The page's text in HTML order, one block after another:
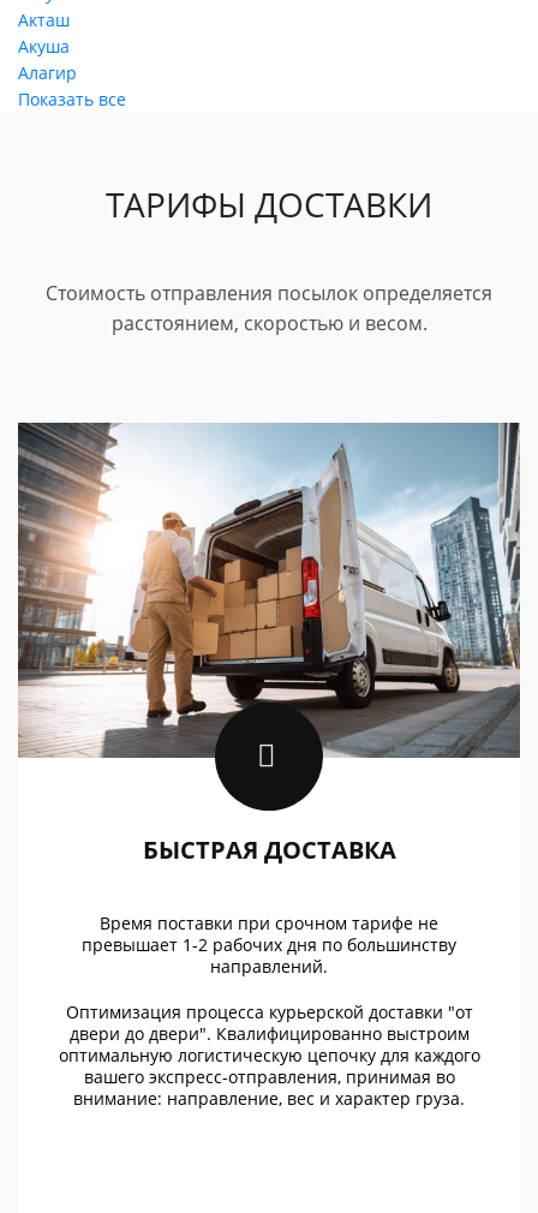
Акташ
Акуша
Алагир
Показать все
ТАРИФЫ ДОСТАВКИ
Стоимость отправления посылок определяется
расстоянием, скоростью и весом.
БЫСТРАЯ ДОСТАВКА
Время поставки при срочном тарифе не
превышает 1-2 рабочих дня по большинству
направлений.
Оптимизация процесса курьерской доставки "от
двери до двери". Квалифицированно выстроим
оптимальную логистическую цепочку для каждого
вашего экспресс-отправления, принимая во
внимание: направление, вес и характер груза.